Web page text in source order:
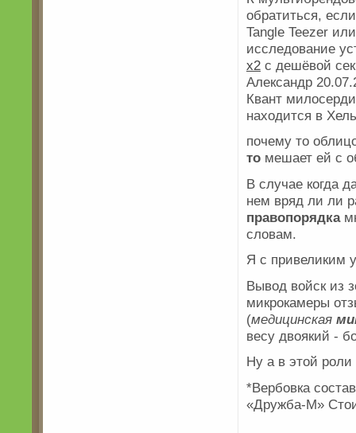
обратиться,
Tangle Teezer
исследование
х2 с дешёвой
Александр
Квант
находится в
почему то
то мешает ей с
В случае когда
нем вряд ли ли
правопорядка
словам.
Я с привеликим
Вывод войск из
микрокамеры
(медицинская
весу двоякий -
Ну а в этой
*Вербовка
«Дружба-М»